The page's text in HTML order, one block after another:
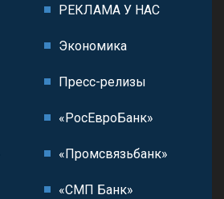
РЕКЛАМА У НАС
Экономика
Пресс-релизы
«РосЕвроБанк»
«Промсвязьбанк»
«СМП Банк»